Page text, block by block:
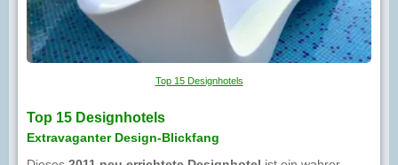
Top 15 Designhotels
Top 15 Designhotels
Extravaganter Design-Blickfang